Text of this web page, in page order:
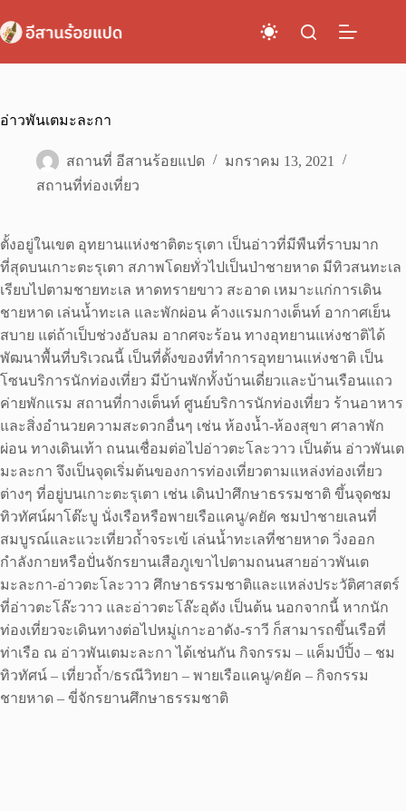
to
content
อ่าวพันเตมะละกา
สถานที่ อีสานร้อยแปด
มกราคม 13, 2021
สถานที่ท่องเที่ยว
ตั้งอยู่ในเขต อุทยานแห่งชาติตะรุเตา เป็นอ่าวที่มีพืนที่ราบมาก
ที่สุดบนเกาะตะรุเตา สภาพโดยทั่วไปเป็นป่าชายหาด มีทิวสนทะเล
เรียบไปตามชายทะเล หาดทรายขาว สะอาด เหมาะแก่การเดิน
ชายหาด เล่นน้ำทะเล และพักผ่อน ค้างแรมกางเต็นท์ อากาศเย็น
สบาย แต่ถ้าเป็บช่วงอับลม อากศจะร้อน ทางอุทยานแห่งชาติได้
พัฒนาพื้นที่บริเวณนี้ เป็นที่ตั้งของที่ทำการอุทยานแห่งชาติ เป็น
โซนบริการนักท่องเที่ยว มีบ้านพักทั้งบ้านเดี่ยวและบ้านเรือนแถว
ค่ายพักแรม สถานที่กางเต็นท์ ศูนย์บริการนักท่องเที่ยว ร้านอาหาร
และสิ่งอำนวยความสะดวกอื่นๆ เช่น ห้องน้ำ-ห้องสุขา ศาลาพัก
ผ่อน ทางเดินเท้า ถนนเชื่อมต่อไปอ่าวตะโละวาว เป็นต้น อ่าวพันเต
มะละกา จึงเป็นจุดเริ่มต้นของการท่องเที่ยวตามแหล่งท่องเที่ยว
ต่างๆ ที่อยู่บนเกาะตะรุเตา เช่น เดินป่าศึกษาธรรมชาติ ขึ้นจุดชม
ทิวทัศน์ผาโต๊ะบู นั่งเรือหรือพายเรือแคนู/คยัค ชมป่าชายเลนที่
สมบูรณ์และแวะเที่ยวถ้ำจระเข้ เล่นน้ำทะเลที่ชายหาด วิ่งออก
กำลังกายหรือปั่นจักรยานเสือภูเขาไปตามถนนสายอ่าวพันเต
มะละกา-อ่าวตะโละวาว ศึกษาธรรมชาติและแหล่งประวัติศาสตร์
ที่อ่าวตะโล๊ะวาว และอ่าวตะโล๊ะอุดัง เป็นต้น นอกจากนี้ หากนัก
ท่องเที่ยวจะเดินทางต่อไปหมู่เกาะอาดัง-ราวี ก็สามารถขึ้นเรือที่
ท่าเรือ ณ อ่าวพันเตมะละกา ได้เช่นกัน กิจกรรม – แค็มป์ปิ้ง – ชม
ทิวทัศน์ – เที่ยวถ้ำ/ธรณีวิทยา – พายเรือแคนู/คยัค – กิจกรรม
ชายหาด – ขี่จักรยานศึกษาธรรมชาติ